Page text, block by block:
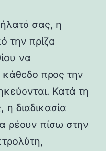
σας, η
την πρίζα
να
κάθοδο προς την
Κατά τη
η διαδικασία
ρέουν πίσω στην